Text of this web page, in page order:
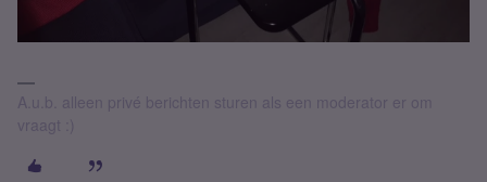
A.u.b. alleen privé berichten sturen als een moderator er om
vraagt :)